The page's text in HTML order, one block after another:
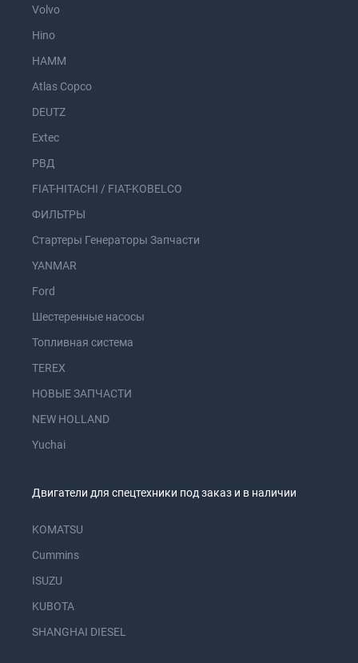
Volvo
Hino
HAMM
Atlas Copco
DEUTZ
Extec
РВД
FIAT-HITACHI / FIAT-KOBELCO
ФИЛЬТРЫ
Стартеры Генераторы Запчасти
YANMAR
Ford
Шестеренные насосы
Топливная система
TEREX
НОВЫЕ ЗАПЧАСТИ
NEW HOLLAND
Yuchai
Двигатели для спецтехники под заказ и в наличии
KOMATSU
Cummins
ISUZU
KUBOTA
SHANGHAI DIESEL